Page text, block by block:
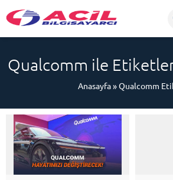
Qualcomm ile
Anasayfa»Qualcomm